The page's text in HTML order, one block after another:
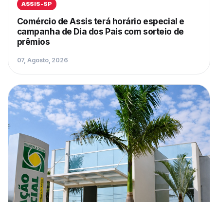
ASSIS-SP
Comércio de Assis terá horário especial e
campanha de Dia dos Pais com sorteio de
prêmios
07, Agosto, 2026